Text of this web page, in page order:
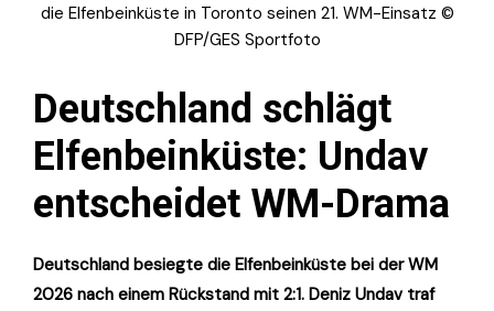
die Elfenbeinküste in Toronto seinen 21. WM-Einsatz ©
DFP/GES Sportfoto
Deutschland schlägt
Elfenbeinküste: Undav
entscheidet WM-Drama
Deutschland besiegte die Elfenbeinküste bei der WM
2026 nach einem Rückstand mit 2:1. Deniz Undav traf